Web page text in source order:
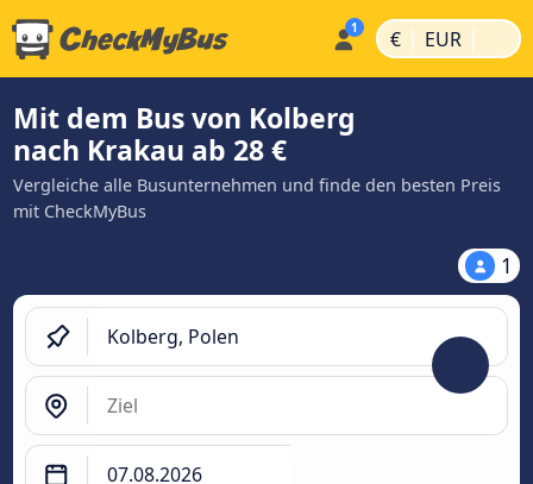
€ | EUR |
Mit dem Bus von Kolberg
nach Krakau ab 28 €
Vergleiche alle Busunternehmen und finde den besten Preis
mit CheckMyBus
1